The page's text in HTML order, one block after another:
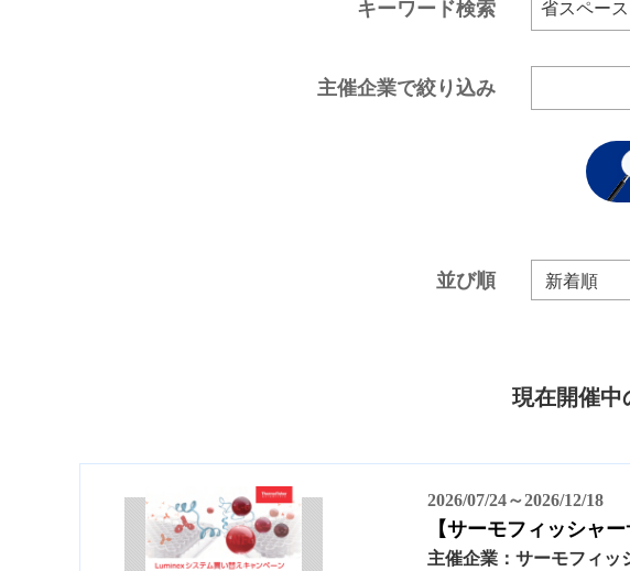
キーワード検索
主催企業で絞り込み
並び順
現在開催中
2026/07/24～2026/12/18
【サーモフィッシャ
主催企業： サーモフィッ